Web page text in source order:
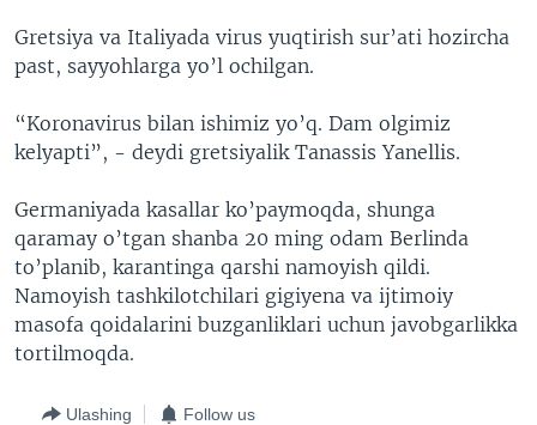
Gretsiya va Italiyada virus yuqtirish sur’ati hozircha
past, sayyohlarga yo’l ochilgan.
“Koronavirus bilan ishimiz yo’q. Dam olgimiz
kelyapti”, - deydi gretsiyalik Tanassis Yanellis.
Germaniyada kasallar ko’paymoqda, shunga
qaramay o’tgan shanba 20 ming odam Berlinda
to’planib, karantinga qarshi namoyish qildi.
Namoyish tashkilotchilari gigiyena va ijtimoiy
masofa qoidalarini buzganliklari uchun javobgarlikka
tortilmoqda.
Ulashing Follow us